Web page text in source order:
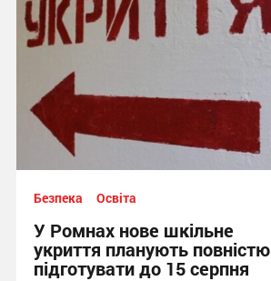
Безпека Освіта
У Ромнах нове шкільне
укриття планують повністю
підготувати до 15 серпня